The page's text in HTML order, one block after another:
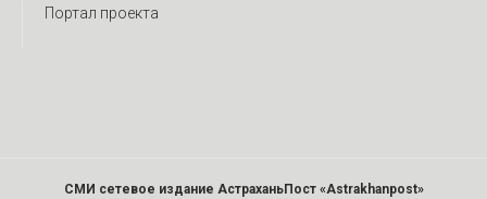
Портал проекта
СМИ сетевое издание АстраханьПост «Astrakhanpost»